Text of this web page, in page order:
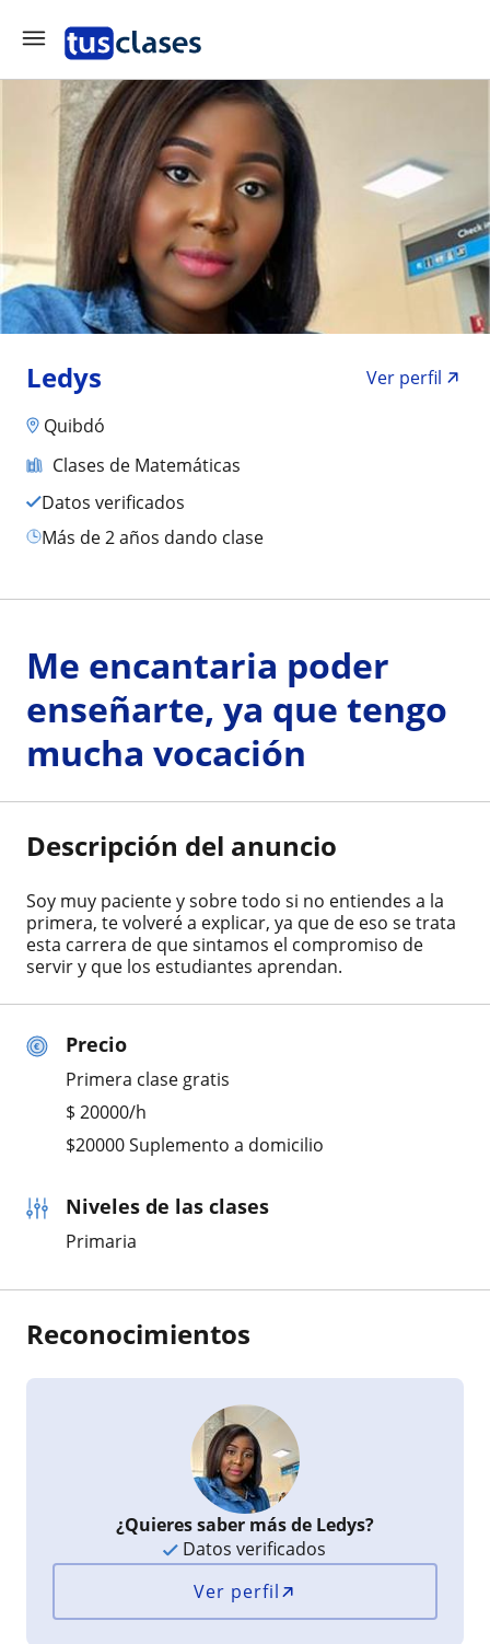
Ledys
Ver perfil
Quibdó
Clases de Matemáticas
Datos verificados
más de 2 años dando clase
Precio
Primera clase gratis
$ 20000/h
$20000 Suplemento a domicilio
Niveles de las clases
Primaria
Me encantaria poder
enseñarte, ya que tengo
mucha vocación
Descripción del anuncio
Soy muy paciente y sobre todo si no entiendes a la
primera, te volveré a explicar, ya que de eso se trata
esta carrera de que sintamos el compromiso de
servir y que los estudiantes aprendan.
Reconocimientos
¿Quieres saber más de Ledys?
Datos verificados
Ver perfil